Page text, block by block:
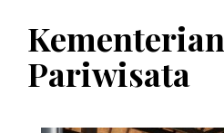
Kementerian
Pariwisata